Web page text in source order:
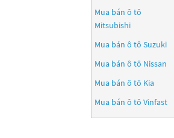
Mua bán ô tô
Mitsubishi
Mua bán ô tô Suzuki
Mua bán ô tô Nissan
Mua bán ô tô Kia
Mua bán ô tô Vinfast